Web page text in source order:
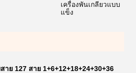
เครื่องพันเกลียวแบบ
แข็ง
าย 127 สาย 1+6+12+18+24+30+36